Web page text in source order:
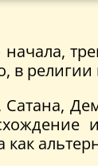
начала,
в религии
как